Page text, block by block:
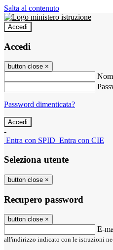
Salta al contenuto
Accedi
Accedi
button close ×
Password dimenticata?
-
Entra con SPID Entra con CIE
Seleziona utente
button close ×
Recupero password
button close ×
E-
all'indirizzo indicato con le istruzioni